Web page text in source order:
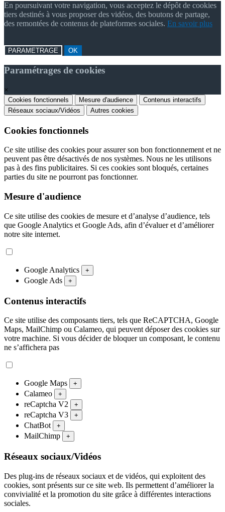
En poursuivant votre navigation, vous acceptez le dépôt de cookies
tiers destinés à vous proposer des vidéos, des boutons de partage,
des remontées de contenus de plateformes sociales. En savoir plus
PARAMETRAGE OK
Paramétrages de cookies
×
Cookies fonctionnels Mesure d'audience
Contenus interactifs
Réseaux sociaux/Vidéos
Autres cookies
Cookies fonctionnels
Ce site utilise des cookies pour assurer son bon fonctionnement et ne
peuvent pas être désactivés de nos systèmes. Nous ne les utilisons
pas à des fins publicitaires. Si ces cookies sont bloqués, certaines
parties du site ne pourront pas fonctionner.
Mesure d'audience
Ce site utilise des cookies de mesure et d’analyse d’audience, tels
que Google Analytics et Google Ads, afin d’évaluer et d’améliorer
notre site internet.
Google Analytics +
Google Ads +
Contenus interactifs
Ce site utilise des composants tiers, tels que ReCAPTCHA, Google
Maps, MailChimp ou Calameo, qui peuvent déposer des cookies sur
votre machine. Si vous décider de bloquer un composant, le contenu
ne s’affichera pas
Google Maps +
Calameo +
reCaptcha V2 +
reCaptcha V3 +
ChatBot +
MailChimp +
Réseaux sociaux/Vidéos
Des plug-ins de réseaux sociaux et de vidéos, qui exploitent des
cookies, sont présents sur ce site web. Ils permettent d’améliorer la
convivialité et la promotion du site grâce à différentes interactions
sociales.